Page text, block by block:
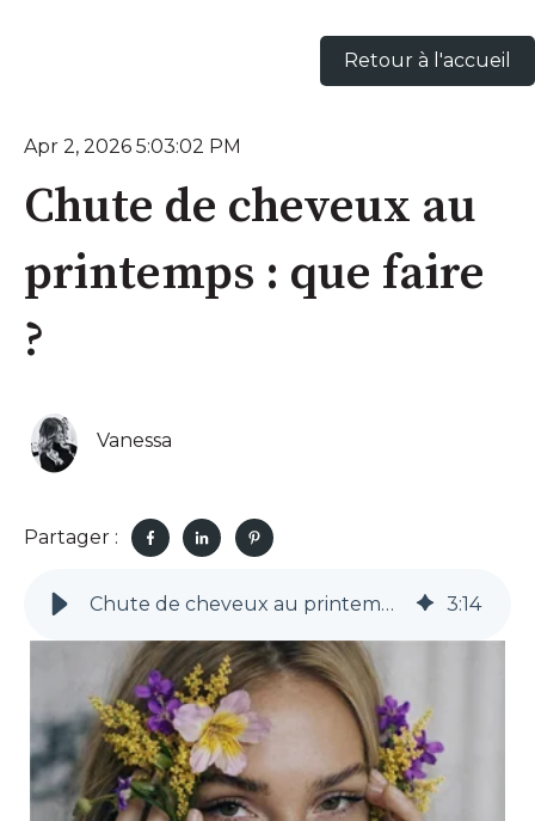
Retour à l'accueil
Apr 2, 2026 5:03:02 PM
Chute de cheveux au
printemps : que faire
?
Vanessa
Partager :
Chute de cheveux au printemps : que faire ? 3:14